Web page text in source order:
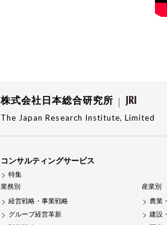
株式会社日本総合研究所
The Japan Research Institute, Limited
コンサルティングサービス
特集
業務別
経営戦略・事業戦略
グループ経営革新
産業別
農業
建設